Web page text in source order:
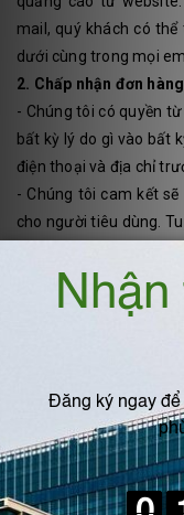
mail, quý khách có
dưới cùng trong mọi
2. Chấp nhận đơn
- Chúng tôi có quyền
bất kỳ lý do gì vào bất
điện thoại và địa chỉ
- Chúng tôi cam kết
cho người tiêu dùng.
như trường hợp giá
web hoặc sai giá, tùy
hướng dẫn hoặc
Chúng tôi cũng có
nào dù đơn hàng đó
3. Thương hiệu và
- Mọi quyền sở hữu trí
dung thông tin và tất
hình ảnh, video, âm